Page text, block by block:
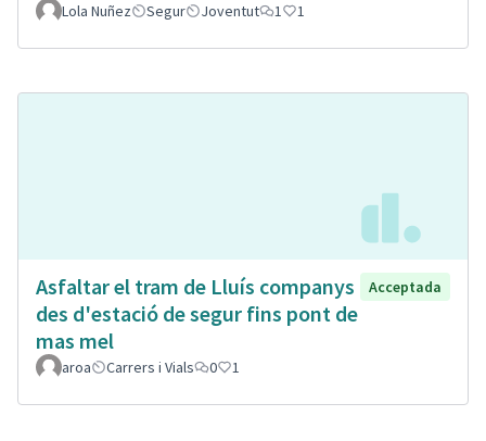
Lola Nuñez Segur Joventut 1 1
Asfaltar el tram de Lluís companys
des d'estació de segur fins pont de
mas mel
Acceptada
aroa Carrers i Vials 0 1